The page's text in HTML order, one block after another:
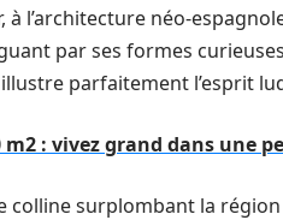
à l’architecture néo-
par ses formes
parfaitement l’esprit
m2 : vivez grand dans une
colline surplombant la